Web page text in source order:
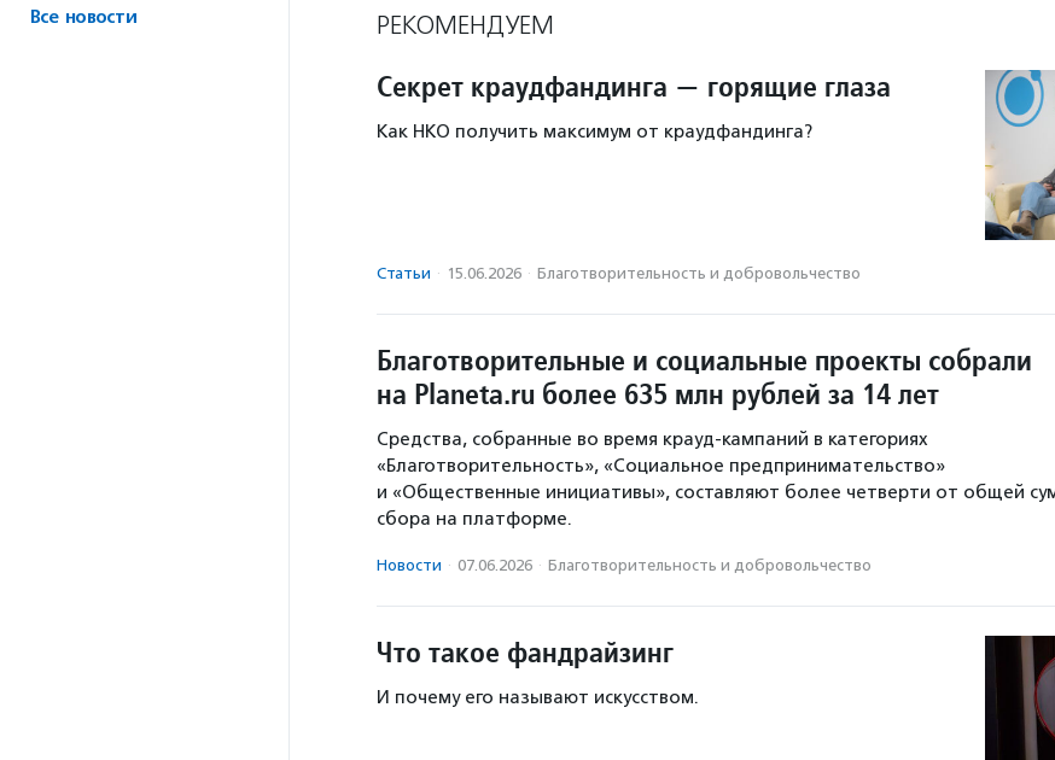
Все новости РЕКОМЕНДУЕМ
Секрет краудфандинга — горящие глаза
Как НКО получить максимум от краудфандинга?
Статьи · 15.06.2026 · Благотвори­тель­ность и доброволь­чест­во
Благотворительные и социальные проекты собрали
на Planeta.ru более 635 млн рублей за 14 лет
Средства, собранные во время крауд-кампаний в категориях
«Благотворительность», «Социальное предпринимательство»
и «Общественные инициативы», составляют более четверти от общей
сбора на платформе.
Новости · 07.06.2026 · Благотвори­тель­ность и доброволь­чест­во
Что такое фандрайзинг
И почему его называют искусством.